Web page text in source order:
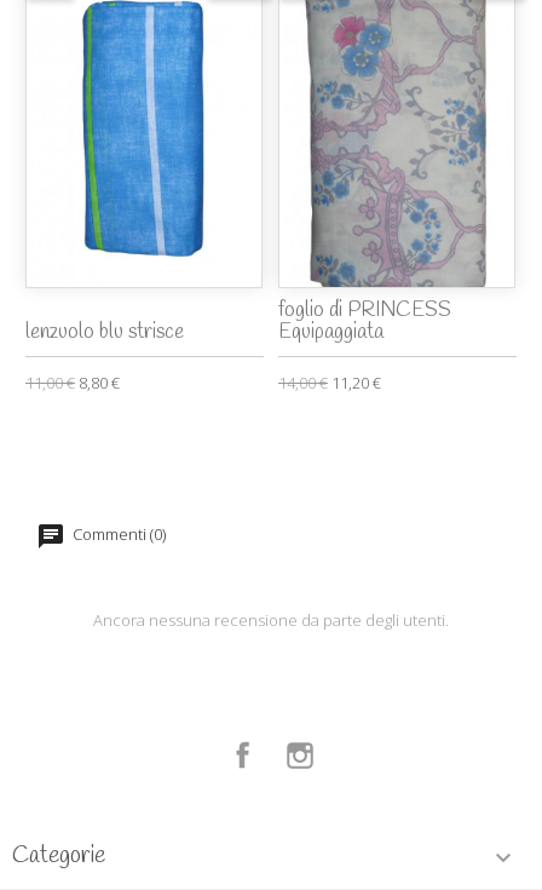
lenzuolo blu strisce
11,00 € 8,80 €
foglio di PRINCESS
Equipaggiata
14,00 € 11,20 €
Commenti (0)
Ancora nessuna recensione da parte degli utenti.
Facebook
Categorie 